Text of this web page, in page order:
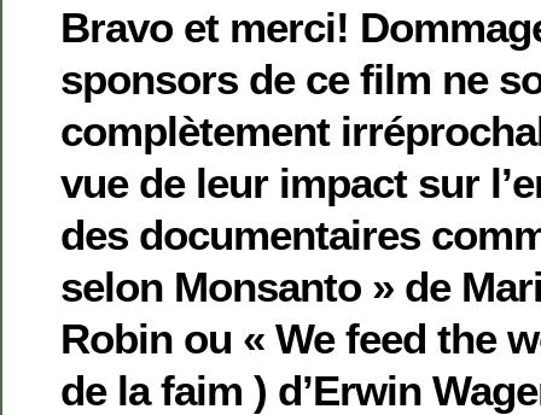
Bravo et merci!
sponsors de ce film ne
complètement
vue de leur impact sur
des documentaires
selon Monsanto » de
Robin ou « We feed the
de la faim ) d’Erwin